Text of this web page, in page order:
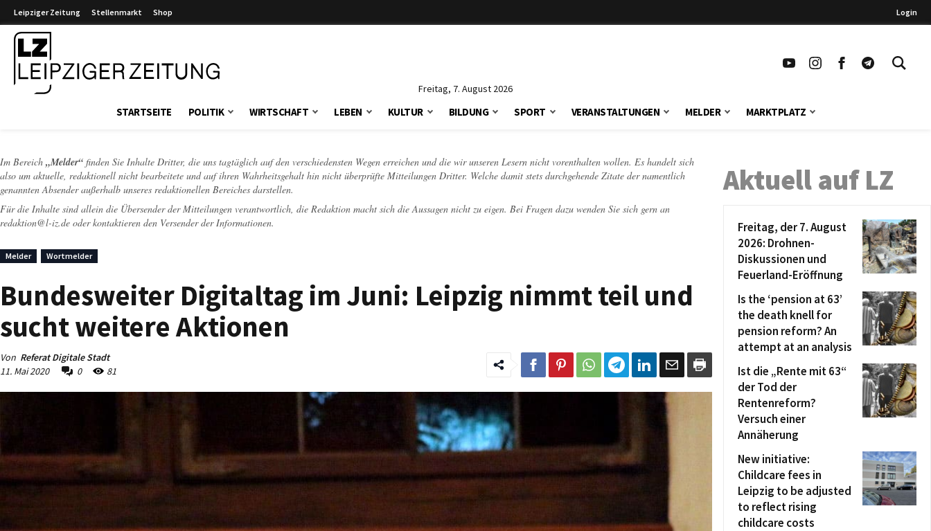
Leipziger Zeitung Stellenmarkt Shop Login
Freitag, 7. August 2026
STARTSEITE POLITIK WIRTSCHAFT LEBEN KULTUR BILDUNG SPORT VERANSTALTUNGEN MELDER MARKTPLATZ
Im Bereich „Melder“ finden Sie Inhalte Dritter, die uns tagtäglich auf den verschiedensten Wegen erreichen und die wir unseren Lesern nicht vorenthalten wollen. Es handelt sich
also um aktuelle, redaktionell nicht bearbeitete und auf ihren Wahrheitsgehalt hin nicht überprüfte Mitteilungen Dritter. Welche damit stets durchgehende Zitate der namentlich
genannten Absender außerhalb unseres redaktionellen Bereiches darstellen.
Für die Inhalte sind allein die Übersender der Mitteilungen verantwortlich, die Redaktion macht sich die Aussagen nicht zu eigen. Bei Fragen dazu wenden Sie sich gern an
redaktion@l-iz.de oder kontaktieren den Versender der Informationen.
Melder Wortmelder
Bundesweiter Digitaltag im Juni: Leipzig nimmt teil und
sucht weitere Aktionen
Von Referat Digitale Stadt
11. Mai 2020
0 81
Aktuell auf LZ
Freitag, der 7. August
2026: Drohnen-
Diskussionen und
Feuerland-Eröffnung
Is the ‘pension at 63’
the death knell for
pension reform? An
attempt at an analysis
Ist die „Rente mit 63“
der Tod der
Rentenreform?
Versuch einer
Annäherung
New initiative:
Childcare fees in
Leipzig to be adjusted
to reflect rising
childcare costs